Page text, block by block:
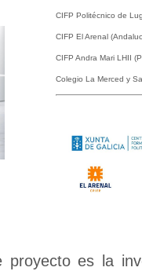
CIFP Politécnico de
CIFP El Arenal
CIFP Andra Mari LHII
Colegio La Merced y
proyecto es la